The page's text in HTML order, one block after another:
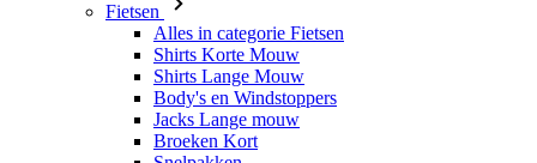
Fietsen
Alles in categorie Fietsen
Shirts Korte Mouw
Shirts Lange Mouw
Body's en Windstoppers
Jacks Lange mouw
Broeken Kort